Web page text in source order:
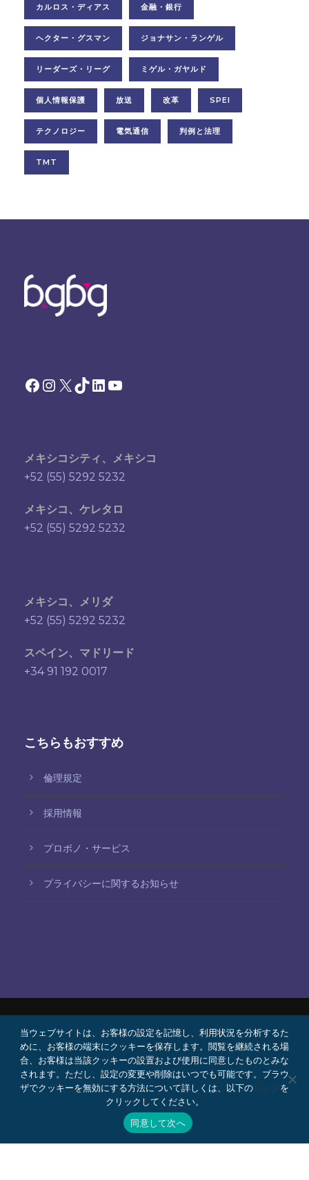
カルロス・ディアス 金融・銀行
ヘクター・グスマン ジョナサン・ランゲル
リーダーズ・リーグ ミゲル・ガヤルド
個人情報保護 放送 改革 SPEI
テクノロジー 電気通信 判例と法理
TMT
Facebook Instagram X TikTok LinkedIn YouTube
メキシコシティ、メキシコ
+52 (55) 5292 5232
メキシコ、ケレタロ
+52 (55) 5292 5232
メキシコ、メリダ
+52 (55) 5292 5232
スペイン、マドリード
+34 91 192 0017
こちらもおすすめ
倫理規定
採用情報
プロボノ・サービス
プライバシーに関するお知らせ
© 2026 Bello, Gallardo, Bonequi y García,
S.C.
コンテンツは自動翻訳されています。言語によって
正確さが異なる場合があります。
プロボノ
採用情報 Webメール
当ウェブサイトは、お客様の設定を記憶し、利用状況を分析するた
めに、お客様の端末にクッキーを保存します。閲覧を継続される場
合、お客様は当該クッキーの設置および使用に同意したものとみな
されます。ただし、設定の変更や削除はいつでも可能です。ブラウ
ザでクッキーを無効にする方法について詳しくは、以下のリンクを
クリックしてください。
同意して次へ